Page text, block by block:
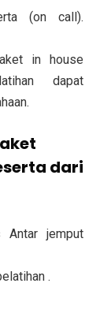
(on call).
in house
dapat
dari
Antar jemput
.